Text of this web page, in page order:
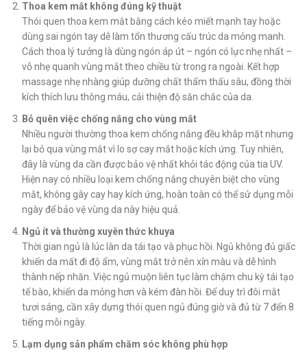
Thoa kem mắt không đúng kỹ thuật
Thói quen thoa kem mắt bằng cách kéo miết mạnh tay hoặc
dùng sai ngón tay dễ làm tổn thương cấu trúc da mỏng manh.
Cách thoa lý tưởng là dùng ngón áp út – ngón có lực nhẹ nhất –
vỗ nhẹ quanh vùng mắt theo chiều từ trong ra ngoài. Kết hợp
massage nhẹ nhàng giúp dưỡng chất thẩm thấu sâu, đồng thời
kích thích lưu thông máu, cải thiện độ săn chắc của da.
Bỏ quên việc chống nắng cho vùng mắt
Nhiều người thường thoa kem chống nắng đều khắp mặt nhưng
lại bỏ qua vùng mắt vì lo sợ cay mắt hoặc kích ứng. Tuy nhiên,
đây là vùng da cần được bảo vệ nhất khỏi tác động của tia UV.
Hiện nay có nhiều loại kem chống nắng chuyên biệt cho vùng
mắt, không gây cay hay kích ứng, hoàn toàn có thể sử dụng mỗi
ngày để bảo vệ vùng da này hiệu quả.
Ngủ ít và thường xuyên thức khuya
Thời gian ngủ là lúc làn da tái tạo và phục hồi. Ngủ không đủ giấc
khiến da mất đi độ ẩm, vùng mắt trở nên xỉn màu và dễ hình
thành nếp nhăn. Việc ngủ muộn liên tục làm chậm chu kỳ tái tạo
tế bào, khiến da mỏng hơn và kém đàn hồi. Để duy trì đôi mắt
tươi sáng, cần xây dựng thói quen ngủ đúng giờ và đủ từ 7 đến 8
tiếng mỗi ngày.
Lạm dụng sản phẩm chăm sóc không phù hợp